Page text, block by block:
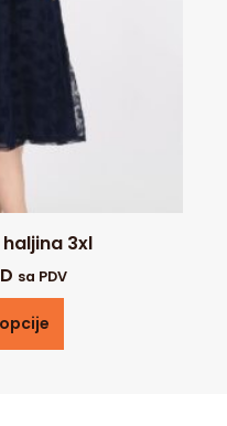
3xl
sa PDV